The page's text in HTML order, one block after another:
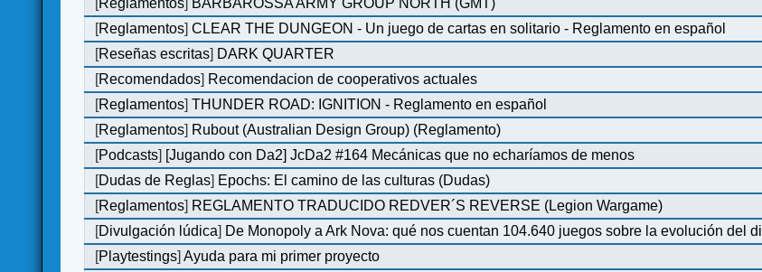
[Reglamentos] BARBAROSSA ARMY GROUP NORTH (GMT)
[Reglamentos]CLEAR THE DUNGEON - Un juego de cartas en solitario - Reglamento en español
[Reseñas escritas] DARK QUARTER
[Recomendados] Recomendacion de cooperativos actuales
[Reglamentos]THUNDER ROAD: IGNITION - Reglamento en español
[Reglamentos] Rubout (Australian Design Group) (Reglamento)
[Podcasts] [Jugando con Da2] JcDa2 #164 Mecánicas que no echaríamos de menos
[Dudas de Reglas] Epochs: El camino de las culturas (Dudas)
[Reglamentos] REGLAMENTO TRADUCIDO REDVER´S REVERSE (Legion Wargame)
[Divulgación lúdica] De Monopoly a Ark Nova: qué nos cuentan 104.640 juegos sobre la evolución del di
[Playtestings]Ayuda para mi primer proyecto